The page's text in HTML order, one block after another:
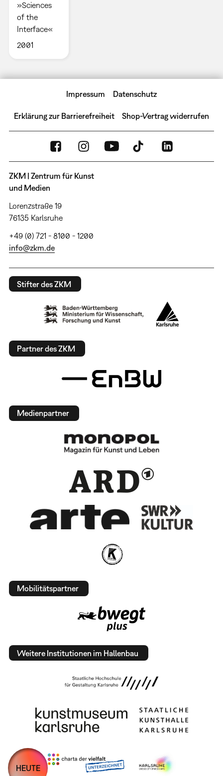
»Sciences
of the
Interface«
2001
Impressum Datenschutz
Erklärung zur Barrierefreiheit Shop-Vertrag widerrufen
ZKM | Zentrum für Kunst
und Medien
Lorenzstraße 19
76135 Karlsruhe
+49 (0) 721 - 8100 - 1200
info@zkm.de
Stifter des ZKM
Partner des ZKM
Medienpartner
Mobilitätspartner
Weitere Institutionen im Hallenbau
HEUTE